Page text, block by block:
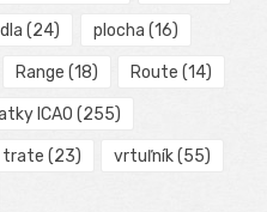
(24) plocha (16)
Range (18) Route (14)
ICAO (255)
trate (23) vrtuľník(55)